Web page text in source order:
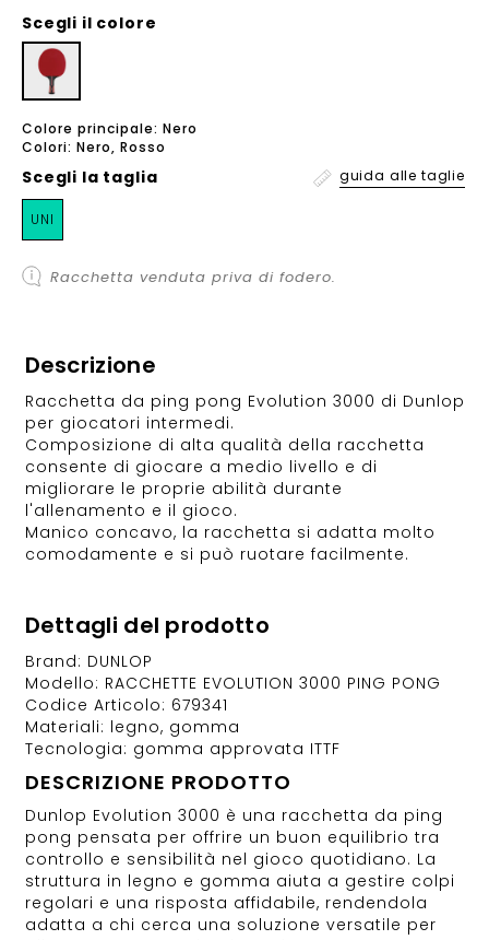
Scegli il colore
Colore principale: Nero
Colori: Nero, Rosso
Scegli la taglia guida alle taglie
UNI
Racchetta venduta priva di fodero.
Descrizione
Racchetta da ping pong Evolution 3000 di Dunlop
per giocatori intermedi.
Composizione di alta qualità della racchetta
consente di giocare a medio livello e di
migliorare le proprie abilità durante
l'allenamento e il gioco.
Manico concavo, la racchetta si adatta molto
comodamente e si può ruotare facilmente.
Dettagli del prodotto
Brand: DUNLOP
Modello: RACCHETTE EVOLUTION 3000 PING PONG
Codice Articolo: 679341
Materiali: legno, gomma
Tecnologia: gomma approvata ITTF
DESCRIZIONE PRODOTTO
Dunlop Evolution 3000 è una racchetta da ping
pong pensata per offrire un buon equilibrio tra
controllo e sensibilità nel gioco quotidiano. La
struttura in legno e gomma aiuta a gestire colpi
regolari e una risposta affidabile, rendendola
adatta a chi cerca una soluzione versatile per